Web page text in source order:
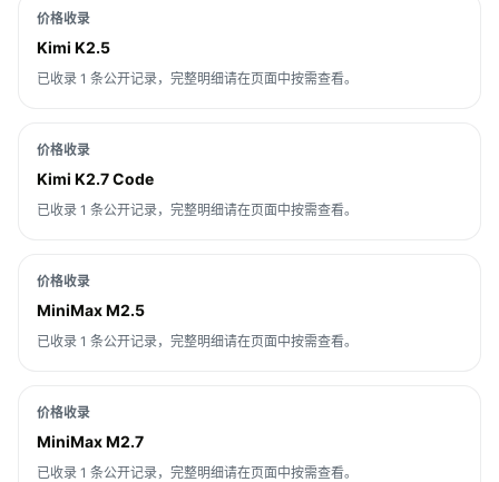
价格收录
Kimi K2.5
已收录 1 条公开记录，完整明细请在页面中按需查看。
价格收录
Kimi K2.7 Code
已收录 1 条公开记录，完整明细请在页面中按需查看。
价格收录
MiniMax M2.5
已收录 1 条公开记录，完整明细请在页面中按需查看。
价格收录
MiniMax M2.7
已收录 1 条公开记录，完整明细请在页面中按需查看。